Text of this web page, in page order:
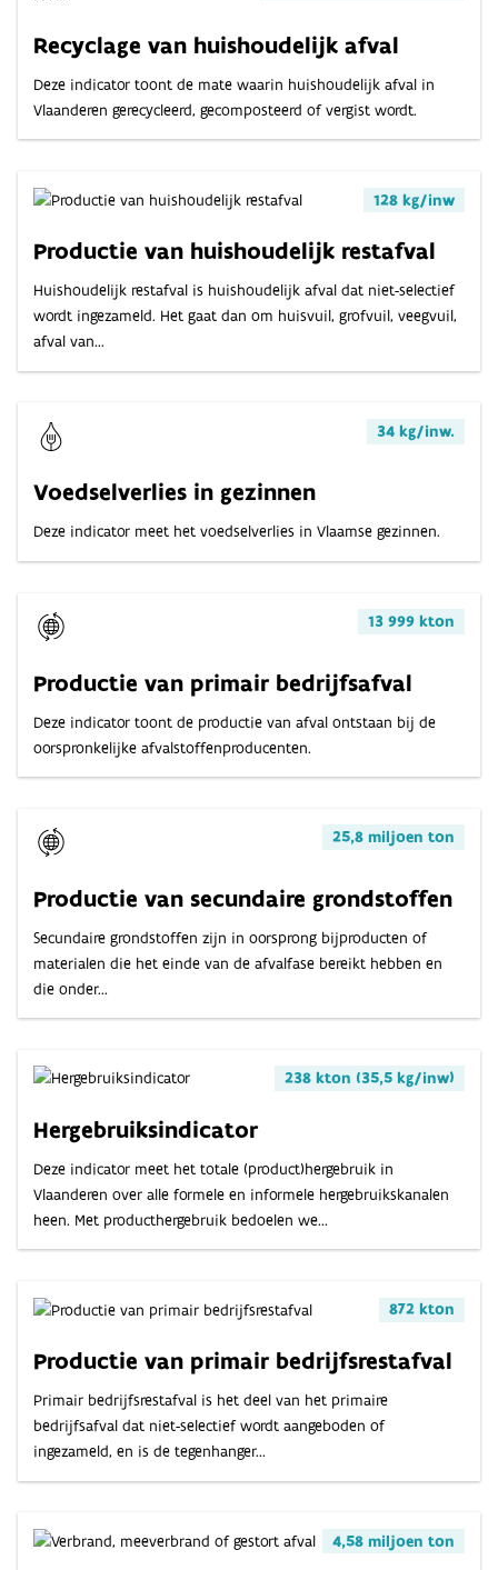
Recyclage van huishoudelijk afval
Deze indicator toont de mate waarin huishoudelijk afval in
Vlaanderen gerecycleerd, gecomposteerd of vergist wordt.
128 kg/inw
Productie van huishoudelijk restafval
Huishoudelijk restafval is huishoudelijk afval dat niet-selectief
wordt ingezameld. Het gaat dan om huisvuil, grofvuil, veegvuil,
afval van...
34 kg/inw.
Voedselverlies in gezinnen
Deze indicator meet het voedselverlies in Vlaamse gezinnen.
13 999 kton
Productie van primair bedrijfsafval
Deze indicator toont de productie van afval ontstaan bij de
oorspronkelijke afvalstoffenproducenten.
25,8 miljoen ton
Productie van secundaire grondstoffen
Secundaire grondstoffen zijn in oorsprong bijproducten of
materialen die het einde van de afvalfase bereikt hebben en
die onder...
238 kton (35,5 kg/inw)
Hergebruiksindicator
Deze indicator meet het totale (product)hergebruik in
Vlaanderen over alle formele en informele hergebruikskanalen
heen. Met producthergebruik bedoelen we...
872 kton
Productie van primair bedrijfsrestafval
Primair bedrijfsrestafval is het deel van het primaire
bedrijfsafval dat niet-selectief wordt aangeboden of
ingezameld, en is de tegenhanger...
4,58 miljoen ton